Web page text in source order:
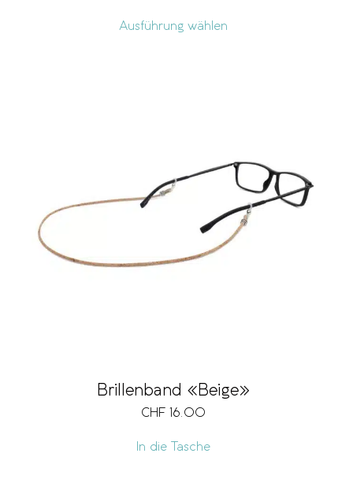
Ausführung wählen
Brillenband «Beige»
CHF 16.00
In die Tasche